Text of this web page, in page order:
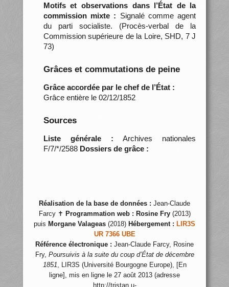
Motifs et observations dans l’État de la
commission mixte : Signalé comme agent
du parti socialiste. (Procès-verbal de la
Commission supérieure de la Loire, SHD, 7 J
73)
Grâces et commutations de peine
Grâce accordée par le chef de l’État :
Grâce entière le 02/12/1852
Sources
Liste générale : Archives nationales
F/7/*/2588 Dossiers de grâce :
Réalisation de la base de données : Jean-Claude
Farcy ✝ Programmation web : Rosine Fry(2013)
puis Morgane Valageas (2018) Hébergement : LIR3S
UR 7366 UBE
Référence électronique : Jean-Claude Farcy, Rosine
Fry, Poursuivis à la suite du coup d’État de décembre
1851, LIR3S (Université Bourgogne Europe), [En
ligne], mis en ligne le 27 août 2013 (adresse
http://tristan.u-